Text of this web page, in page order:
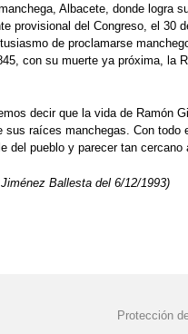
Albacete, donde
provisional del Congreso, el
de proclamarse
con su muerte ya próxima,
decir que la vida de Ramón
raíces manchegas. Con
del pueblo y parecer tan
Ballesta del 6/12/1993)
Protección